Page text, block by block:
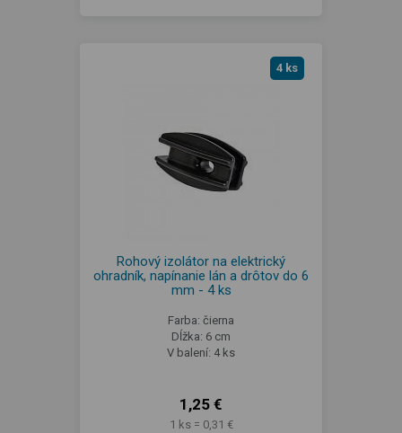
4 ks
Rohový izolátor na elektrický
ohradník, napínanie lán a drôtov do 6
mm - 4 ks
Farba: čierna
Dĺžka: 6 cm
V balení: 4 ks
1,25 €
1 ks = 0,31 €